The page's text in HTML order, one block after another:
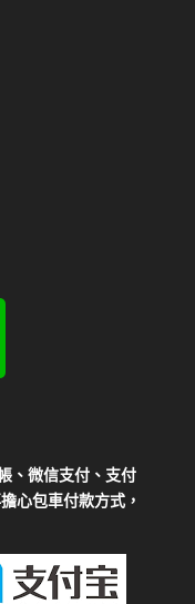
、微信支付、支付
心包車付款方式，